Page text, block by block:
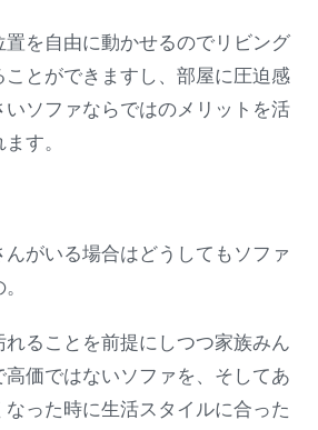
を自由に動かせるのでリビング
とができますし、部屋に圧迫感
いソファならではのメリットを活
す。
んがいる場合はどうしてもソファ
ることを前提にしつつ家族みん
価ではないソファを、そしてあ
った時に生活スタイルに合った